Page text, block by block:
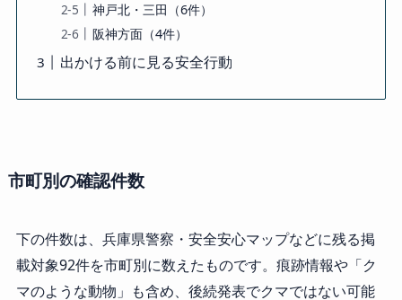
神戸北・三田（6件）
阪神方面（4件）
出かける前に見る安全行動
市町別の確認件数
下の件数は、兵庫県警察・安全安心マップなどに残る掲
載対象92件を市町別に数えたものです。痕跡情報や「ク
マのような動物」も含め、後続発表でクマではない可能